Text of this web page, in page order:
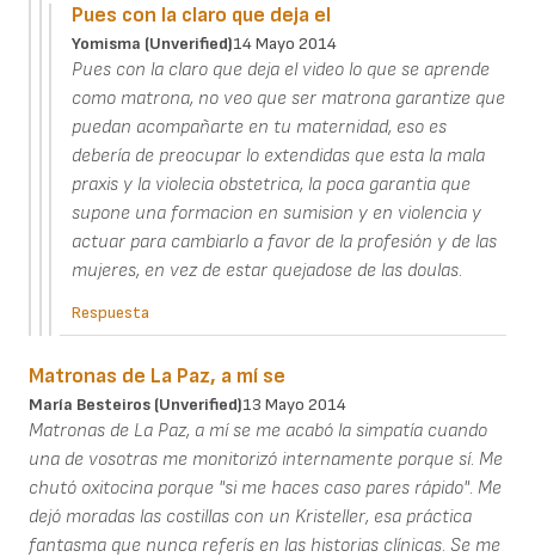
Pues con la claro que deja el
Yomisma (unverified)14 Mayo 2014
Pues con la claro que deja el video lo que se aprende
como matrona, no veo que ser matrona garantize que
puedan acompañarte en tu maternidad, eso es
debería de preocupar lo extendidas que esta la mala
praxis y la violecia obstetrica, la poca garantia que
supone una formacion en sumision y en violencia y
actuar para cambiarlo a favor de la profesión y de las
mujeres, en vez de estar quejadose de las doulas.
Respuesta
Matronas de La Paz, a mí se
María Besteiros (unverified)13 Mayo 2014
Matronas de La Paz, a mí se me acabó la simpatía cuando
una de vosotras me monitorizó internamente porque sí. Me
chutó oxitocina porque "si me haces caso pares rápido". Me
dejó moradas las costillas con un Kristeller, esa práctica
fantasma que nunca referís en las historias clínicas. Se me